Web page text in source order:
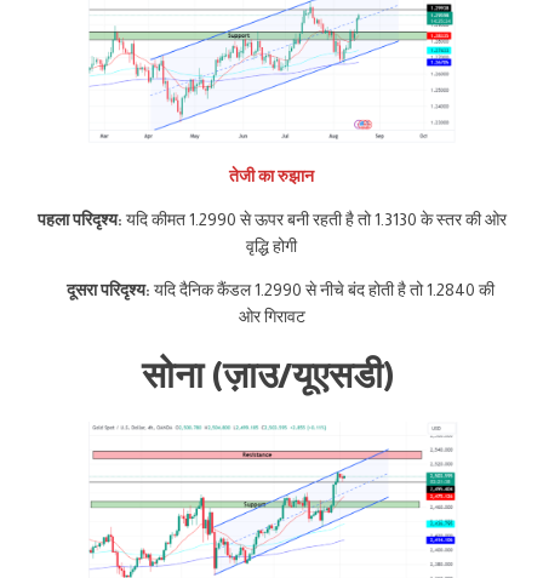
तेजी का रुझान
पहला परिदृश्य: यदि कीमत 1.2990 से ऊपर बनी रहती है तो 1.3130 के स्तर की ओर
वृद्धि होगी
दूसरा परिदृश्य: यदि दैनिक कैंडल 1.2990 से नीचे बंद होती है तो 1.2840 की
ओर गिरावट
सोना (ज़ाउ/यूएसडी)